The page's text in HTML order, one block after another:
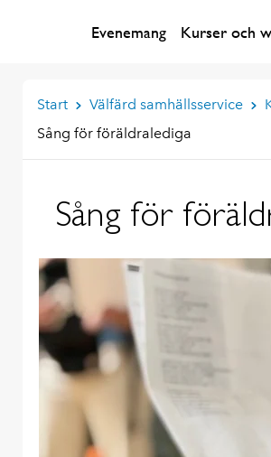
Evenemang Kurser och
Start Välfärd samhällsservice
Sång för föräldralediga
Sång för